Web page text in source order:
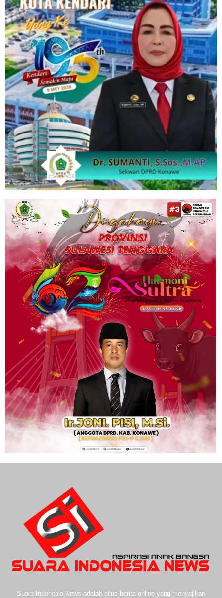
Suara Indonesia News adalah situs berita online yang menyajikan